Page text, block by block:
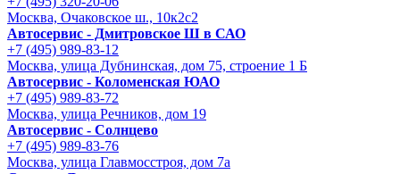
Москва, Очаковское ш., 10к2с2
Автосервис - Дмитровское Ш в САО
+7 (495) 989-83-12
Москва, улица Дубнинская, дом 75, строение 1 Б
Автосервис - Коломенская ЮАО
+7 (495) 989-83-72
Москва, улица Речников, дом 19
Автосервис - Солнцево
+7 (495) 989-83-76
Москва, улица Главмосстроя, дом 7а